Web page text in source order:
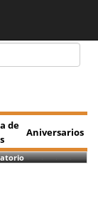
de
Aniversarios